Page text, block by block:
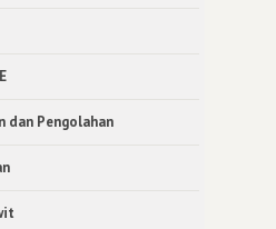
dan Pengolahan